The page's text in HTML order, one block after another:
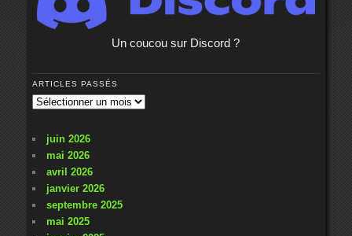
Un coucou sur Discord ?
ARTICLES PASSÉS
Articles
juin 2026
mai 2026
avril 2026
janvier 2026
septembre 2025
mai 2025